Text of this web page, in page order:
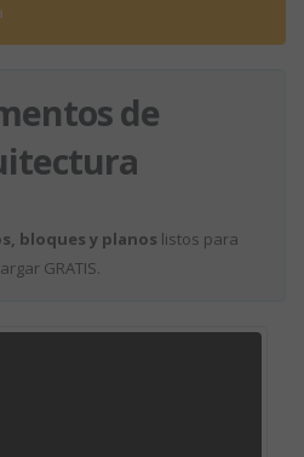
de
bloques y planos listos para
GRATIS.